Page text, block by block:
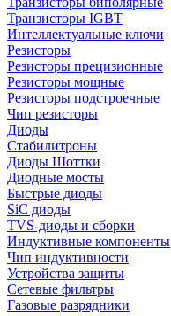
Транзисторы IGBT
Интеллектуальные ключи
Резисторы
Резисторы прецизионные
Резисторы мощные
Резисторы подстроечные
Чип резисторы
Диоды
Стабилитроны
Диоды Шоттки
Диодные мосты
Быстрые диоды
SiC диоды
TVS-диоды и сборки
Индуктивные компоненты
Чип индуктивности
Устройства защиты
Сетевые фильтры
Газовые разрядники